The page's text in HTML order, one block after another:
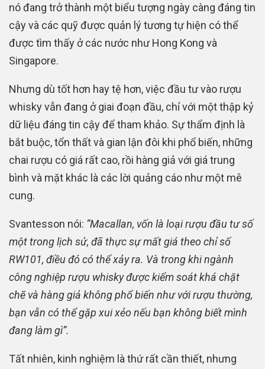
nó đang trở thành một biểu tượng ngày càng đáng tin
cậy và các quỹ được quản lý tương tự hiện có thể
được tìm thấy ở các nước như Hong Kong và
Singapore.
Nhưng dù tốt hơn hay tệ hơn, việc đầu tư vào rượu
whisky vẫn đang ở giai đoạn đầu, chỉ với một thập kỷ
dữ liệu đáng tin cậy để tham khảo. Sự thẩm định là
bắt buộc, tổn thất và gian lận đôi khi phổ biến, những
chai rượu có giá rất cao, rồi hàng giả với giá trung
bình và mặt khác là các lời quảng cáo như một mê
cung.
Svantesson nói: “Macallan, vốn là loại rượu đầu tư số
một trong lịch sử, đã thực sự mất giá theo chỉ số
RW101, điều đó có thể xảy ra. Và trong khi ngành
công nghiệp rượu whisky được kiểm soát khá chặt
chẽ và hàng giả không phổ biến như với rượu thường,
bạn vẫn có thể gặp xui xẻo nếu bạn không biết mình
đang làm gì”.
Tất nhiên, kinh nghiệm là thứ rất cần thiết, nhưng